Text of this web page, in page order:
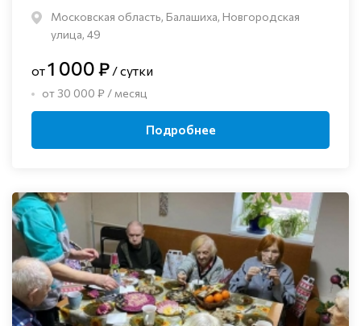
Московская область, Балашиха, Новгородская
улица, 49
от1 000 ₽ / сутки
от 30 000 ₽ / месяц
Подробнее